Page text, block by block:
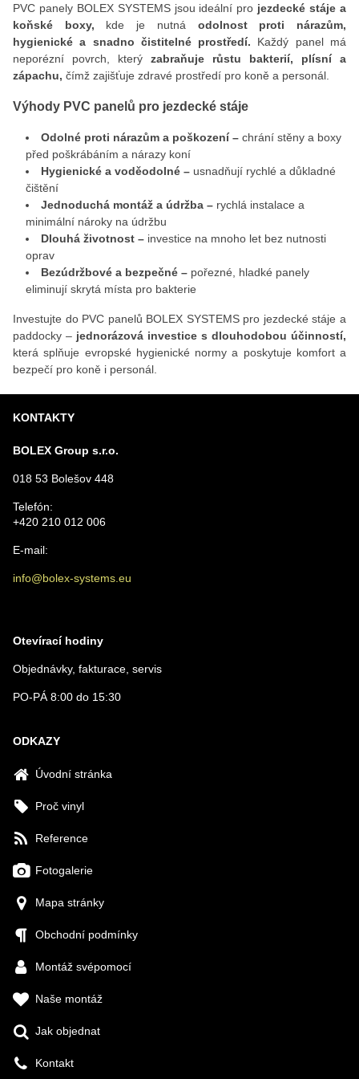
PVC panely BOLEX SYSTEMS jsou ideální pro jezdecké stáje a
koňské boxy, kde je nutná odolnost proti nárazům,
hygienické a snadno čistitelné prostředí. Každý panel má
neporézní povrch, který zabraňuje růstu bakterií, plísní a
zápachu, čímž zajišťuje zdravé prostředí pro koně a personál.
Výhody PVC panelů pro jezdecké stáje
Odolné proti nárazům a poškození – chrání stěny a boxy
před poškrábáním a nárazy koní
Hygienické a voděodolné – usnadňují rychlé a důkladné
čištění
Jednoduchá montáž a údržba – rychlá instalace a
minimální nároky na údržbu
Dlouhá životnost – investice na mnoho let bez nutnosti
oprav
Bezúdržbové a bezpečné – pořezné, hladké panely
eliminují skrytá místa pro bakterie
Investujte do PVC panelů BOLEX SYSTEMS pro jezdecké stáje a
paddocky – jednorázová investice s dlouhodobou účinností,
která splňuje evropské hygienické normy a poskytuje komfort a
bezpečí pro koně i personál.
KONTAKTY
BOLEX Group s.r.o.
018 53 Bolešov 448
Telefón:
+420 210 012 006
E-mail:
info@bolex-systems.eu
Otevírací hodiny
Objednávky, fakturace, servis
PO-PÁ 8:00 do 15:30
ODKAZY
Úvodní stránka
Proč vinyl
Reference
Fotogalerie
Mapa stránky
Obchodní podmínky
Montáž svépomocí
Naše montáž
Jak objednat
Kontakt